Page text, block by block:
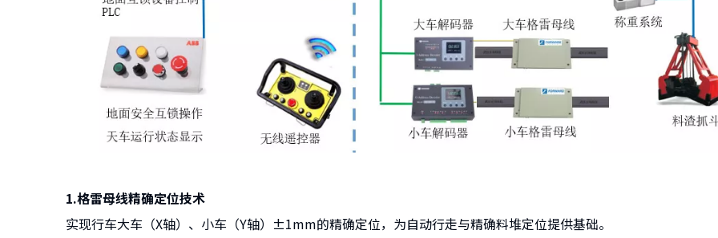
1.格雷母线精确定位技术
实现行车大车（X轴）、小车（Y轴）±1mm的精确定位，为自动行走与精确料堆定位提供基础。